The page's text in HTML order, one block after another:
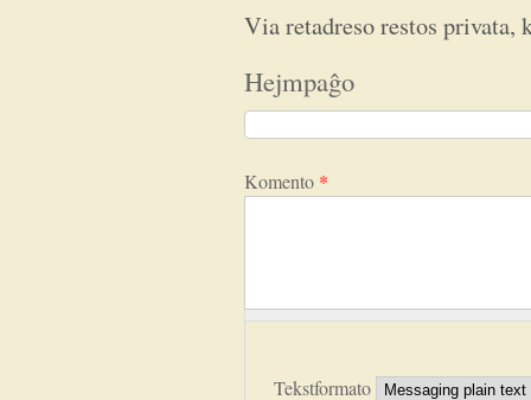
Via retadreso restos privata,
Hejmpaĝo
Komento *
Tekstformato